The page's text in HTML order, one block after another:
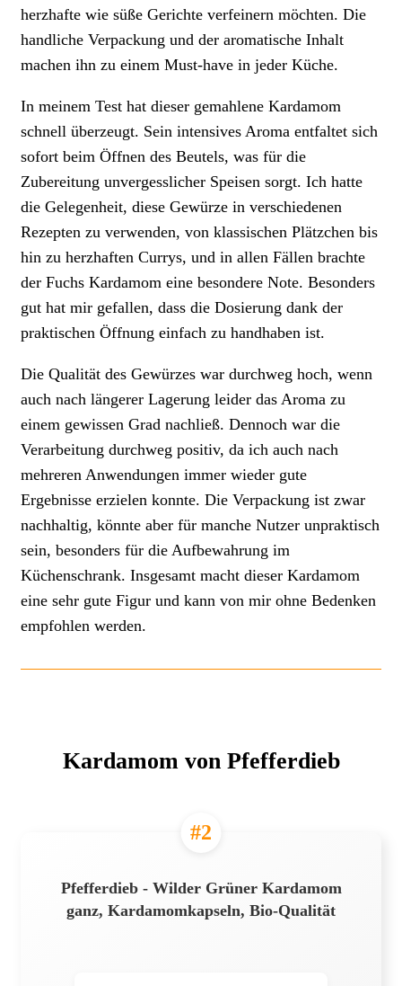
herzhafte wie süße Gerichte verfeinern möchten. Die
handliche Verpackung und der aromatische Inhalt
machen ihn zu einem Must-have in jeder Küche.
In meinem Test hat dieser gemahlene Kardamom
schnell überzeugt. Sein intensives Aroma entfaltet sich
sofort beim Öffnen des Beutels, was für die
Zubereitung unvergesslicher Speisen sorgt. Ich hatte
die Gelegenheit, diese Gewürze in verschiedenen
Rezepten zu verwenden, von klassischen Plätzchen bis
hin zu herzhaften Currys, und in allen Fällen brachte
der Fuchs Kardamom eine besondere Note. Besonders
gut hat mir gefallen, dass die Dosierung dank der
praktischen Öffnung einfach zu handhaben ist.
Die Qualität des Gewürzes war durchweg hoch, wenn
auch nach längerer Lagerung leider das Aroma zu
einem gewissen Grad nachließ. Dennoch war die
Verarbeitung durchweg positiv, da ich auch nach
mehreren Anwendungen immer wieder gute
Ergebnisse erzielen konnte. Die Verpackung ist zwar
nachhaltig, könnte aber für manche Nutzer unpraktisch
sein, besonders für die Aufbewahrung im
Küchenschrank. Insgesamt macht dieser Kardamom
eine sehr gute Figur und kann von mir ohne Bedenken
empfohlen werden.
Kardamom von Pfefferdieb
#2
Pfefferdieb - Wilder Grüner Kardamom
ganz, Kardamomkapseln, Bio-Qualität